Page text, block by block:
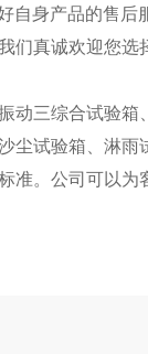
身产品的售
们真诚欢迎您选
三综合试验
试验箱、淋
准。公司可以